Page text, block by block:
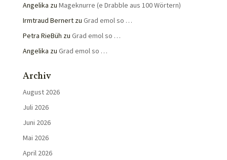
Angelika zu Mageknurre (e Drabble aus 100 Wörtern)
Irmtraud Bernertzu Grad emol so …
Petra RieBüh zu Grad emol so …
Angelika zu Grad emol so …
Archiv
August 2026
Juli 2026
Juni 2026
Mai 2026
April 2026